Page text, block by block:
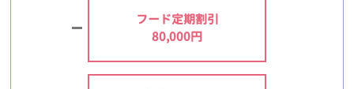
フード定期割引
80,000円